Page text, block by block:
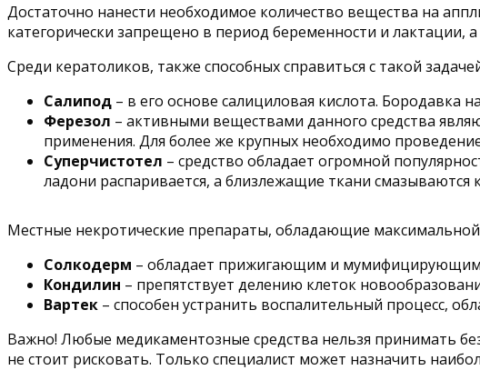
Достаточно нанести необходимое количество вещества на
категорически запрещено в период беременности и лактации,
Среди кератоликов, также способных справиться с такой
Салипод – в его основе салициловая кислота. Бородавка
Ферезол – активными веществами данного средства
применения. Для более же крупных необходимо
Суперчистотел – средство обладает огромной
ладони распаривается, а близлежащие ткани смазываются
Местные некротические препараты, обладающие
Солкодерм – обладает прижигающим и мумифицирующим
Кондилин – препятствует делению клеток
Вартек – способен устранить воспалительный процесс,
Важно! Любые медикаментозные средства нельзя принимать
не стоит рисковать. Только специалист может назначить